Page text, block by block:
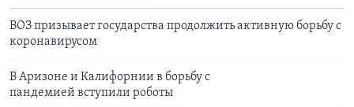
ВОЗ призывает государства продолжить активную борьбу с
коронавирусом
В Аризоне и Калифорнии в борьбу с
пандемией вступили роботы